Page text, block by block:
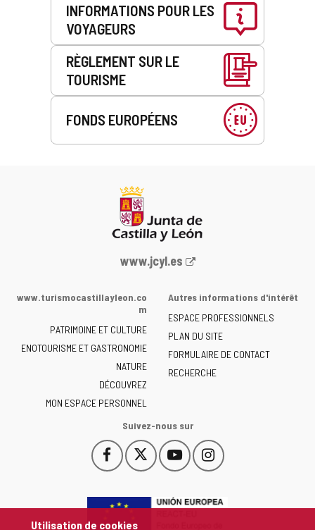
Utilisation de cookies
INFORMATIONS POUR LES
VOYAGEURS
RÈGLEMENT SUR LE
TOURISME
FONDS EUROPÉENS
Portail
la
de
Castilla
y
León
-
www.jcyl.es
www.turismocastillayleon.co
m
PATRIMOINE ET CULTURE
ENOTOURISME ET GASTRONOMIE
NATURE
DÉCOUVREZ
MON ESPACE PERSONNEL
Autres informations d'intérêt
ESPACE PROFESSIONNELS
PLAN DU SITE
FORMULAIRE DE CONTACT
RECHERCHE
Suivez-nous sur
Facebook
Este
enlace
abrirá
Este
enlace
abrirá
YouTube
Este
enlace
abrirá
Instagram
Este
enlace
abrirá